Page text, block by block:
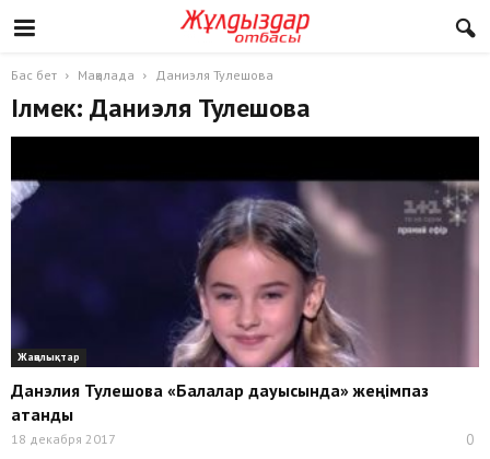
Бас бет Мақалада Даниэля Тулешова
Ілмек: Даниэля Тулешова
Жаңалықтар
Данэлия Тулешова «Балалар дауысында» жеңімпаз
атанды
18 декабря 2017 0